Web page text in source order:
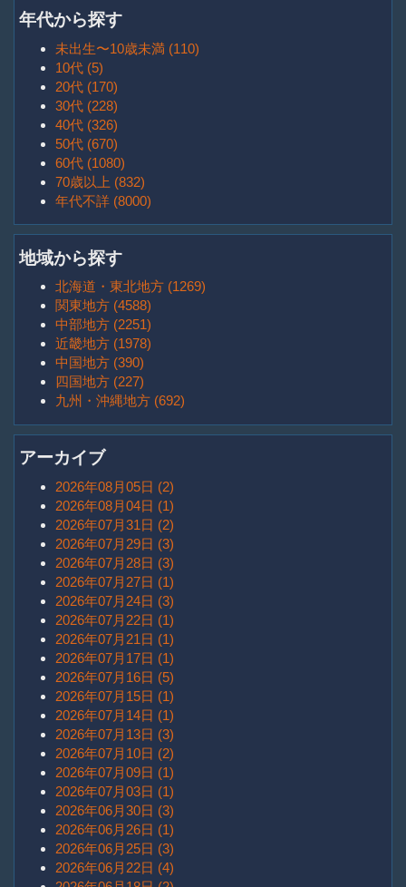
年代から探す
未出生〜10歳未満 (110)
10代 (5)
20代 (170)
30代 (228)
40代 (326)
50代 (670)
60代 (1080)
70歳以上 (832)
年代不詳 (8000)
地域から探す
北海道・東北地方 (1269)
関東地方 (4588)
中部地方 (2251)
近畿地方 (1978)
中国地方 (390)
四国地方 (227)
九州・沖縄地方 (692)
アーカイブ
2026年08月05日 (2)
2026年08月04日 (1)
2026年07月31日 (2)
2026年07月29日 (3)
2026年07月28日 (3)
2026年07月27日 (1)
2026年07月24日 (3)
2026年07月22日 (1)
2026年07月21日 (1)
2026年07月17日 (1)
2026年07月16日 (5)
2026年07月15日 (1)
2026年07月14日 (1)
2026年07月13日 (3)
2026年07月10日 (2)
2026年07月09日 (1)
2026年07月03日 (1)
2026年06月30日 (3)
2026年06月26日 (1)
2026年06月25日 (3)
2026年06月22日 (4)